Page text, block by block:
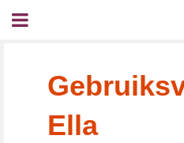
Ella